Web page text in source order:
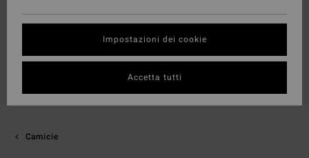
Camicie
Impostazioni dei cookie
Accetta tutti